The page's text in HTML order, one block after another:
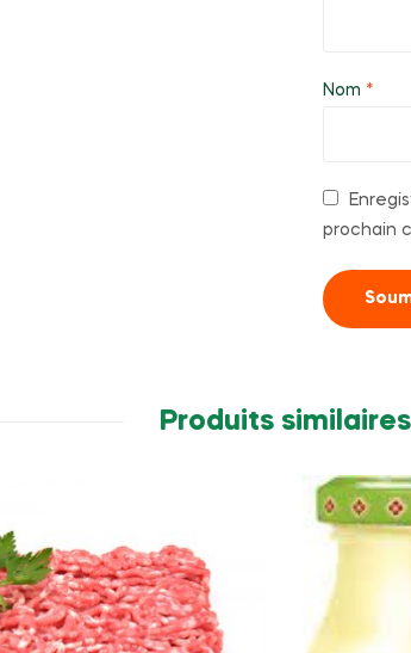
Nom *
prochain
Produits similaires